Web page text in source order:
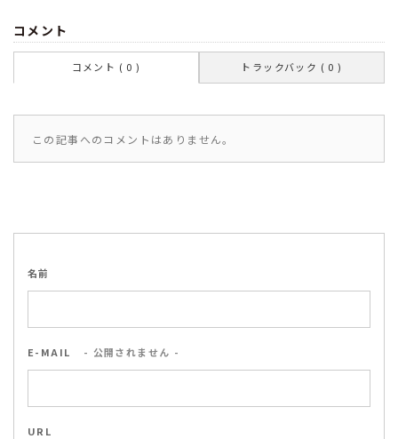
コメント
コメント ( 0 ) トラックバック ( 0 )
この記事へのコメントはありません。
名前
E-MAIL - 公開されません -
URL